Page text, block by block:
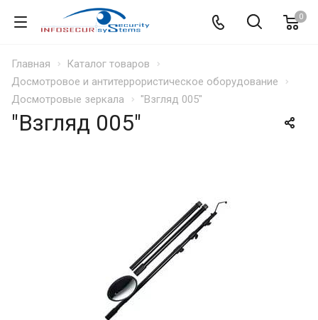
0
Главная
Каталог товаров
Досмотровое и антитеррористическое оборудование
Досмотровые зеркала
"Взгляд 005"
"Взгляд 005"